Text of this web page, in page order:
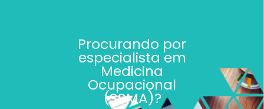
Procurando por
especialista em
Medicina
Ocupacional
(SSMA)?